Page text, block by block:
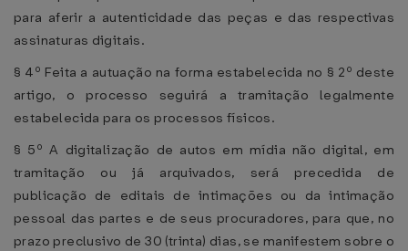
para aferir a autenticidade das peças e das respectivas
assinaturas digitais.
§ 4º Feita a autuação na forma estabelecida no § 2º deste
artigo, o processo seguirá a tramitação legalmente
estabelecida para os processos físicos.
§ 5º A digitalização de autos em mídia não digital, em
tramitação ou já arquivados, será precedida de
publicação de editais de intimações ou da intimação
pessoal das partes e de seus procuradores, para que, no
prazo preclusivo de 30 (trinta) dias, se manifestem sobre o